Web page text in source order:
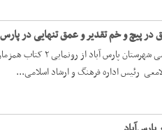
رئیس اداره فرهنگ و
رئیس اداره فرهنگ و ارشاد اسلامی...